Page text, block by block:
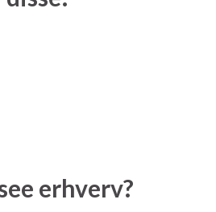
erhverv?